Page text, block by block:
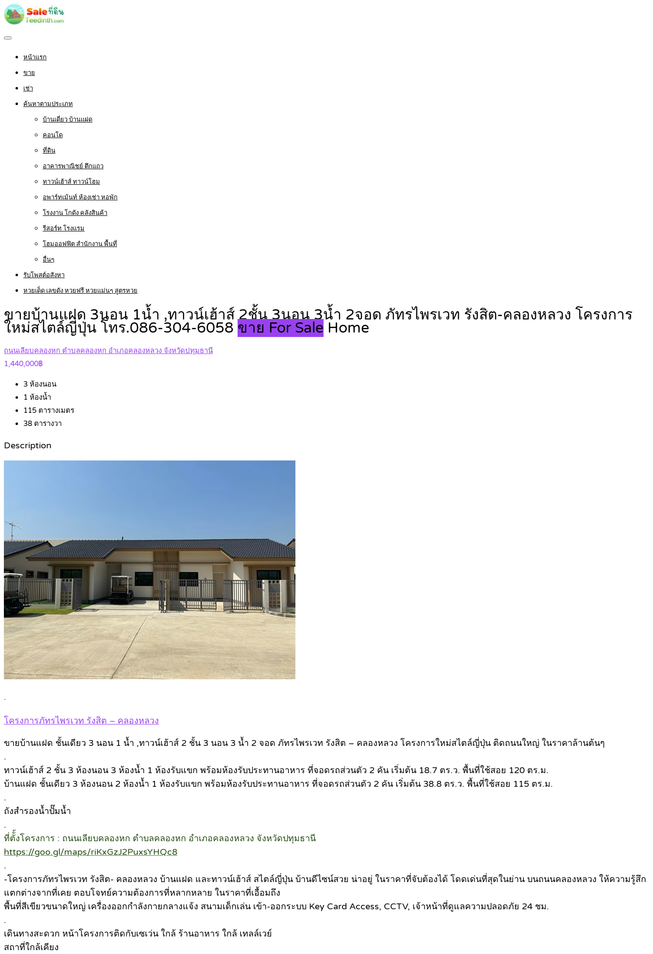
หน้าแรก
ขาย
เช่า
ค้นหาตามประเภท
บ้านเดี่ยว บ้านแฝด
คอนโด
ที่ดิน
อาคารพาณิชย์ ตึกแถว
ทาวน์เฮ้าส์ ทาวน์โฮม
อพาร์ทเม้นท์ ห้องเช่า หอพัก
โรงงาน โกดัง คลังสินค้า
รีสอร์ท โรงแรม
โฮมออฟฟิต สำนักงาน พื้นที่
อื่นๆ
รับโพสต์อสังหา
หวยเด็ด เลขดัง หวยฟรี หวยแม่นๆ สูตรหวย
ขายบ้านแฝด 3นอน 1น้ำ ,ทาวน์เฮ้าส์ 2ชั้น 3นอน 3น้ำ 2จอด ภัทรไพรเวท รังสิต-คลองหลวง โครงการ
ใหม่สไตล์ญี่ปุ่น โทร.086-304-6058 ขาย For Sale Home
ถนนเลียบคลองหก ตำบลคลองหก อำเภอคลองหลวง จังหวัดปทุมธานี
1,440,000฿
3 ห้องนอน
1 ห้องน้ำ
115 ตารางเมตร
38 ตารางวา
Description
.
โครงการภัทรไพรเวท รังสิต – คลองหลวง
ขายบ้านแฝด ชั้นเดียว 3 นอน 1 น้ำ ,ทาวน์เฮ้าส์ 2 ชั้น 3 นอน 3 น้ำ 2 จอด ภัทรไพรเวท รังสิต – คลองหลวง โครงการใหม่สไตล์ญี่ปุ่น ติดถนนใหญ่ ในราคาล้านต้นๆ
.
ทาวน์เฮ้าส์ 2 ชั้น 3 ห้องนอน 3 ห้องน้ำ 1 ห้องรับแขก พร้อมห้องรับประทานอาหาร ที่จอดรถส่วนตัว 2 คัน เริ่มต้น 18.7 ตร.ว. พื้นที่ใช้สอย 120 ตร.ม.
บ้านแฝด ชั้นเดียว 3 ห้องนอน 2 ห้องน้ำ 1 ห้องรับแขก พร้อมห้องรับประทานอาหาร ที่จอดรถส่วนตัว 2 คัน เริ่มต้น 38.8 ตร.ว. พื้นที่ใช้สอย 115 ตร.ม.
.
ถังสำรองน้ำปั๊มน้ำ
.
ที่ตัั้งโครงการ : ถนนเลียบคลองหก ตำบลคลองหก อำเภอคลองหลวง จังหวัดปทุมธานี
https://goo.gl/maps/riKxGzJ2PuxsYHQc8
.
-โครงการภัทรไพรเวท รังสิต- คลองหลวง บ้านแฝด และทาวน์เฮ้าส์ สไตล์ญี่ปุ่น บ้านดีไซน์สวย น่าอยู่ ในราคาที่จับต้องได้ โดดเด่นที่สุดในย่าน บนถนนคลองหลวง ให้ความรู้สึก
แตกต่างจากที่เคย ตอบโจทย์ความต้องการที่หลากหลาย ในราคาที่เอื้อมถึง
พื้นที่สีเขียวขนาดใหญ่ เครื่องออกกำลังกายกลางแจ้ง สนามเด็กเล่น เข้า-ออกระบบ Key Card Access, CCTV, เจ้าหน้าที่ดูแลความปลอดภัย 24 ชม.
.
เดินทางสะดวก หน้าโครงการติดกับเซเว่น ใกล้ ร้านอาหาร ใกล้ เทลล์เวย์
สถาที่ใกล้เคียง